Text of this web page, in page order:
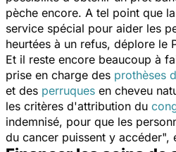
pèche encore. A tel point que
service spécial pour aider les
heurtées à un refus, déplore le
Et il reste encore beaucoup à
prise en charge des prothèses
et des perruques en cheveu
les critères d'attribution du
indemnisé, pour que les
du cancer puissent y accéder",